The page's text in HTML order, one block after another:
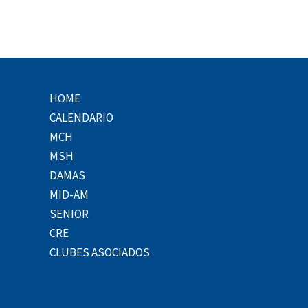
HOME
CALENDARIO
MCH
MSH
DAMAS
MID-AM
SENIOR
CRE
CLUBES ASOCIADOS